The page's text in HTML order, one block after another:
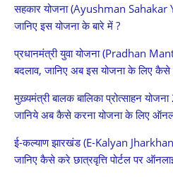
सहकार योजना (Ayushman
जानिए इस योजना के बारे में ?
प्रधानमंत्री युवा योजना (Pradhan
बदलाव, जानिए अब इस योजना के लिए
मुख़्यमंत्री बालक बालिका प्रोत्साहन
जानिये अब कैसे करना योजना के लिए
ई-कल्याण झारखंड (E-Kalyan
जानिए कैसे करे छात्रवृत्ति पोर्टल पर